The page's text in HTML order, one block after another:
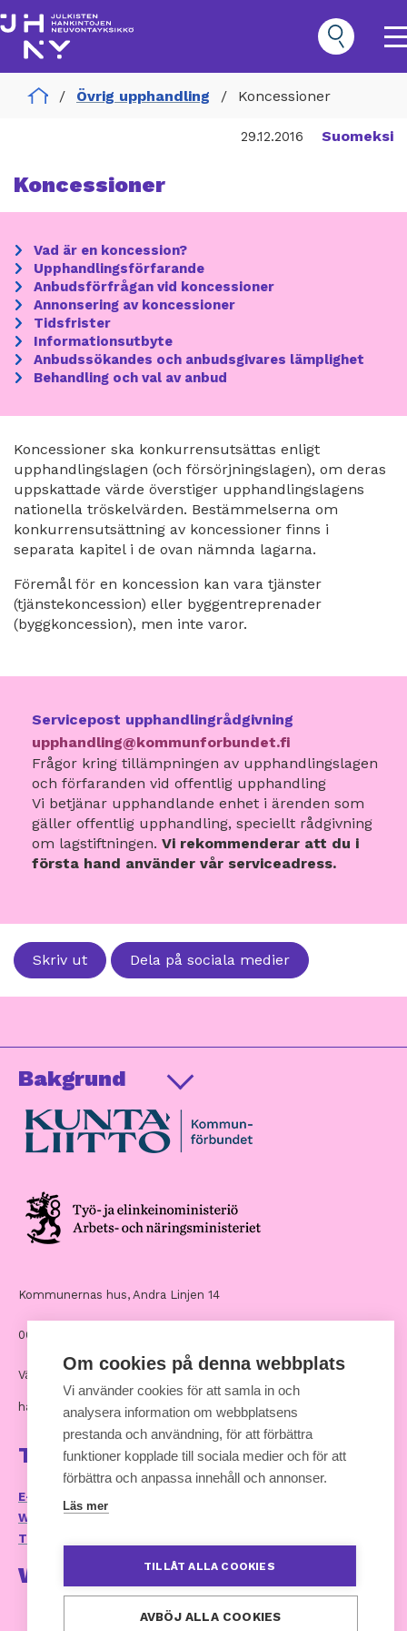
till
huvudinnehåll
Hankinnat
Home Övrig upphandling Koncessioner
29.12.2016 Suomeksi
Koncessioner
Vad är en koncession?
Upphandlingsförfarande
Anbudsförfrågan vid koncessioner
Annonsering av koncessioner
Tidsfrister
Informationsutbyte
Anbudssökandes och anbudsgivares lämplighet
Behandling och val av anbud
Koncessioner ska konkurrensutsättas enligt
upphandlingslagen (och försörjningslagen), om deras
uppskattade värde överstiger upphandlingslagens
nationella tröskelvärden. Bestämmelserna om
konkurrensutsättning av koncessioner finns i
separata kapitel i de ovan nämnda lagarna.
Föremål för en koncession kan vara tjänster
(tjänstekoncession) eller byggentreprenader
(byggkoncession), men inte varor.
Servicepost upphandlingrådgivning
upphandling@kommunforbundet.fi
Frågor kring tillämpningen av upphandlingslagen
och förfaranden vid offentlig upphandling
Vi betjänar upphandlande enhet i ärenden som
gäller offentlig upphandling, speciellt rådgivning
om lagstiftningen. Vi rekommenderar att du i
första hand använder vår serviceadress.
Skriv ut Dela på sociala medier
Bakgrund
Kommunernas hus, Andra Linjen 14
00530 Helsingfors
Växel: 09 7711
hankinnat [at] kuntaliitto.fi
Ta kontakt
E-postservice och kontaktuppgifter
Webbplatsens tillganglighetsutlatande
Tillgänglighetsrespons (kommunforbundet.fi)
Webbtjänst
Om cookies på denna webbplats
Vi använder cookies för att samla in och
analysera information om webbplatsens
prestanda och användning, för att förbättra
funktioner kopplade till sociala medier och för att
förbättra och anpassa innehåll och annonser.
Läs mer
TILLÅT ALLA COOKIES
AVBÖJ ALLA COOKIES